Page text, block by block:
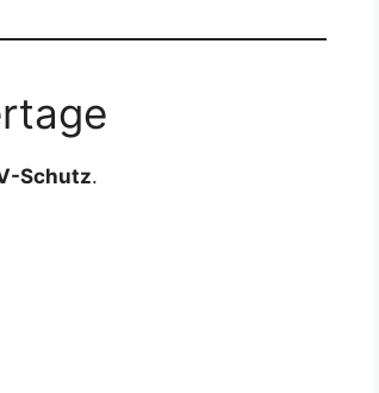
Schutz.